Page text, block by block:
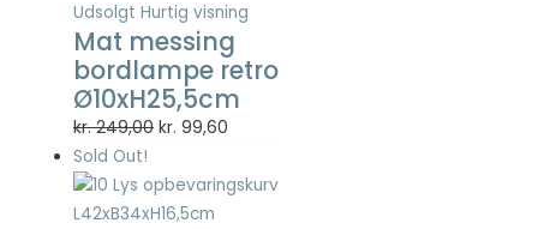
Udsolgt Hurtig visning
Mat messing
bordlampe retro
Ø10xH25,5cm
kr.249,00 Den
pris
var:
kr. 99,60
pris
Sold Out!
hjælper
webstedsejere
med at forstå,
hvordan de
besøgende
interagerer
med
hjemmesider
ved at